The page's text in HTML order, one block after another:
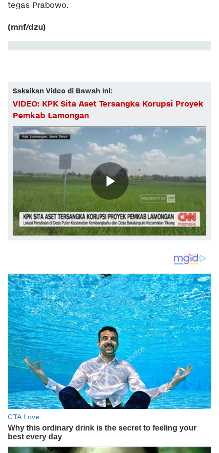
tegas Prabowo.
(mnf/dzu)
Saksikan Video di Bawah Ini:
VIDEO: KPK Sita Aset Tersangka Korupsi Proyek
Pemkab Lamongan